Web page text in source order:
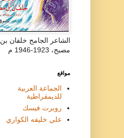
الشاعر الجامح خلفان بن
مصبح، 1923-1946 م
مواقع
الجماعة العربية
للديمقراطية
روبرت فيسك
علي خليفه الكواري